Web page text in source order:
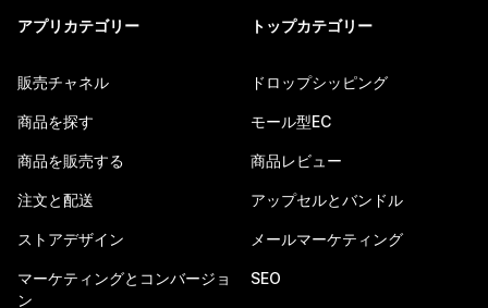
アプリカテゴリー
販売チャネル
商品を探す
商品を販売する
注文と配送
ストアデザイン
マーケティングとコンバージョ
ン
トップカテゴリー
ドロップシッピング
モール型EC
商品レビュー
アップセルとバンドル
メールマーケティング
SEO